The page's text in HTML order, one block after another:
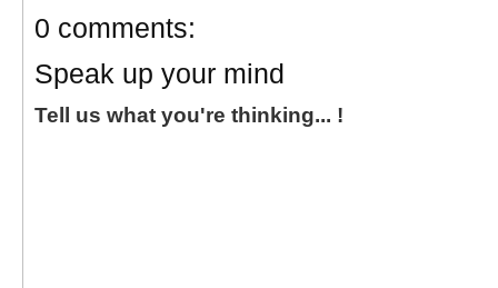
0 comments:
Speak up your mind
Tell us what you're thinking... !